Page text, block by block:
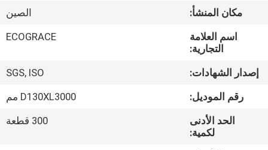
منتجات
معلومات
مكان المنشأ:
الصين
اسم العلامة
التجارية:
ECOGRACE
إصدار الشهادات:
SGS, ISO
رقم الموديل:
D130XL3000 مم
الحد الأدنى
لكمية:
300 قطعة